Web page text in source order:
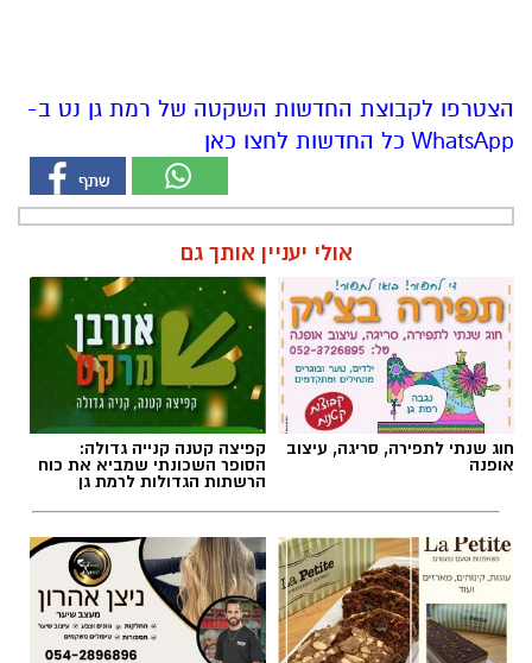
אולי יעניין אותך גם
חוג שנתי לתפירה, סריגה, עיצוב
אופנה
קפיצה קטנה קנייה גדולה:
הסופר השכונתי שמביא את כוח
הרשתות הגדולות לרמת גן
לה פטיט כשאומנות וטעם
נפגשים
ניצן אהרון - מספרת בוטיק ברמת
גן ״מומחה לעיצוב שיער,
החלקות, וצבעים״